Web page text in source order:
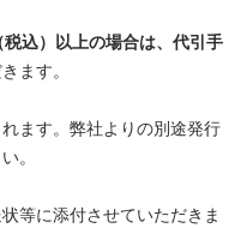
込）以上の場合は、代引手
ます。
ます。弊社よりの別途発行
。
等に添付させていただきま